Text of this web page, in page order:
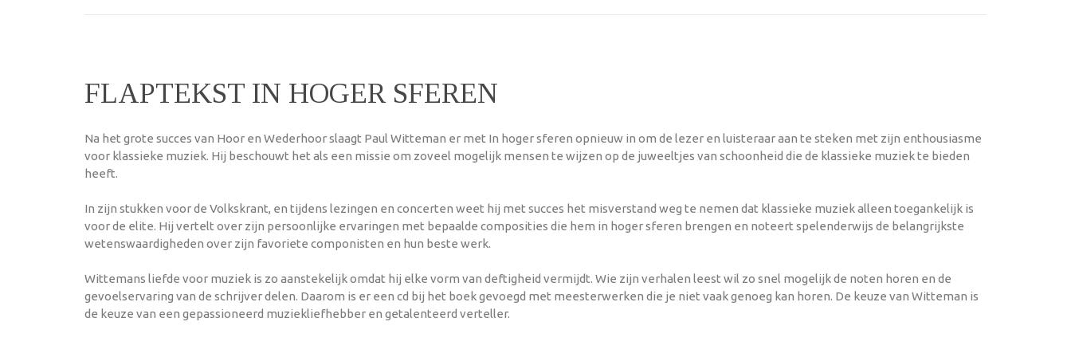
FLAPTEKST IN HOGER SFEREN
Na het grote succes van Hoor en Wederhoor slaagt Paul Witteman er met In hoger sferen opnieuw in om de lezer en luisteraar aan te steken met zijn enthousiasme
voor klassieke muziek. Hij beschouwt het als een missie om zoveel mogelijk mensen te wijzen op de juweeltjes van schoonheid die de klassieke muziek te bieden
heeft.
In zijn stukken voor de Volkskrant, en tijdens lezingen en concerten weet hij met succes het misverstand weg te nemen dat klassieke muziek alleen toegankelijk is
voor de elite. Hij vertelt over zijn persoonlijke ervaringen met bepaalde composities die hem in hoger sferen brengen en noteert spelenderwijs de belangrijkste
wetenswaardigheden over zijn favoriete componisten en hun beste werk.
Wittemans liefde voor muziek is zo aanstekelijk omdat hij elke vorm van deftigheid vermijdt. Wie zijn verhalen leest wil zo snel mogelijk de noten horen en de
gevoelservaring van de schrijver delen. Daarom is er een cd bij het boek gevoegd met meesterwerken die je niet vaak genoeg kan horen. De keuze van Witteman is
de keuze van een gepassioneerd muziekliefhebber en getalenteerd verteller.